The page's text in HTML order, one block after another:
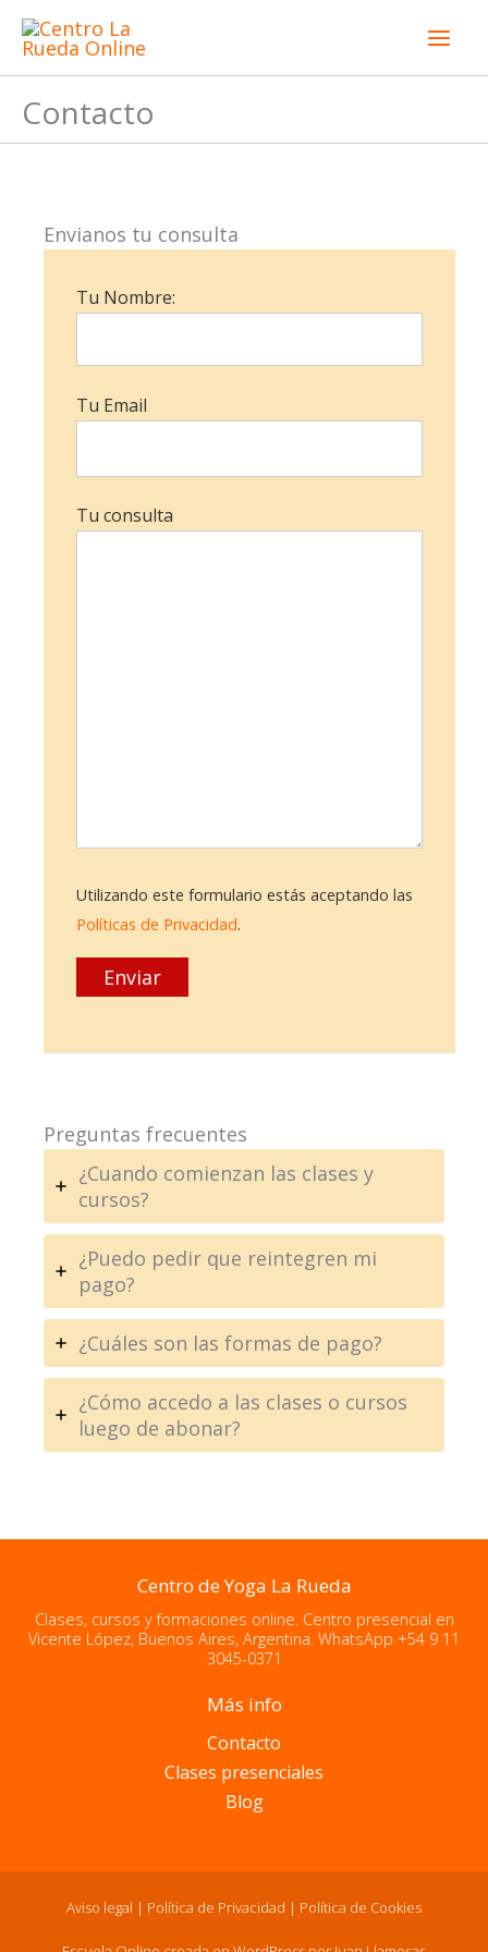
contenido
Contacto
Envianos tu consulta
Tu Nombre:
Tu Email
Tu consulta
Utilizando este formulario estás aceptando las
Políticas de Privacidad.
Preguntas frecuentes
¿Cuando comienzan las clases y
cursos?
¿Puedo pedir que reintegren mi
pago?
¿Cuáles son las formas de pago?
¿Cómo accedo a las clases o cursos
luego de abonar?
Centro de Yoga La Rueda
Clases, cursos y formaciones online. Centro presencial en
Vicente López, Buenos Aires, Argentina. WhatsApp +54 9 11
3045-0371
Más info
Contacto
Clases presenciales
Blog
Aviso legal | Política de Privacidad | Política de Cookies